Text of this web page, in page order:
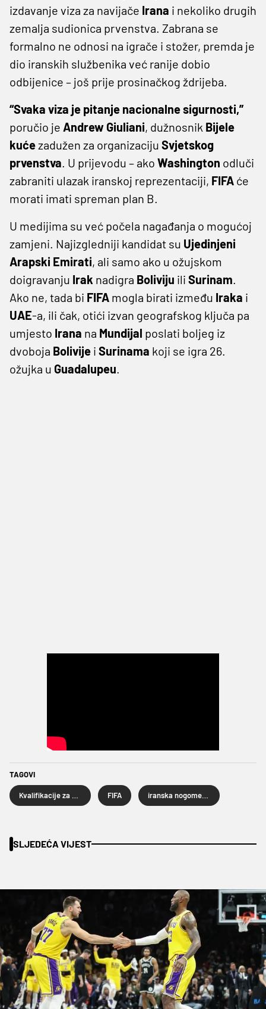
izdavanje viza za navijače Irana i nekoliko drugih
zemalja sudionica prvenstva. Zabrana se
formalno ne odnosi na igrače i stožer, premda je
dio iranskih službenika već ranije dobio
odbijenice – još prije prosinačkog ždrijeba.
“Svaka viza je pitanje nacionalne sigurnosti,”
poručio je Andrew Giuliani, dužnosnik Bijele
kućezadužen za organizaciju Svjetskog
prvenstva. U prijevodu – ako Washington odluči
zabraniti ulazak iranskoj reprezentaciji, FIFA će
morati imati spreman plan B.
U medijima su već počela nagađanja o mogućoj
zamjeni. Najizgledniji kandidat su Ujedinjeni
Arapski Emirati, ali samo ako u ožujskom
doigravanju Irak nadigra Boliviju ili Surinam.
Ako ne, tada bi FIFA mogla birati između Iraka i
UAE-a, ili čak, otići izvan geografskog ključa pa
umjesto Irana na Mundijal poslati boljeg iz
dvoboja Bolivije i Surinama koji se igra 26.
ožujka u Guadalupeu.
TAGOVI
FIFA
SLJEDEĆA VIJEST